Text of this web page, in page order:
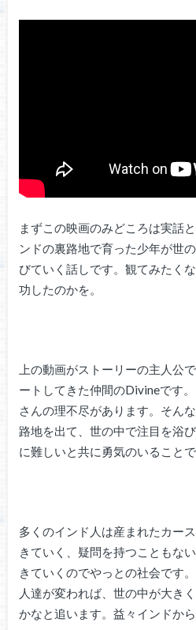
まずこの映画のみどころは実話
ンドの裏路地で育った少年が世
びていく話しです。観てみたく
功したのかを。
上の動画がストーリーの主人公
ートしてきた仲間のDivineです
さんの理不尽があります。そん
路地を出て、世の中で注目を浴
に難しいと共に勇気のいることで
多くのインド人は産まれたカー
きていく、疑問を持つこともな
きていくのでやっとの社会です
人達が変われば、世の中が大き
かなと追います。益々インドか